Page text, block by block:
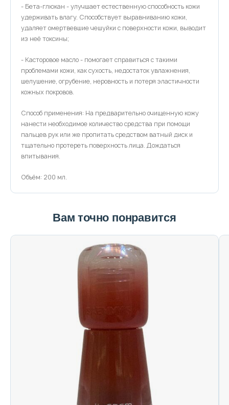
- Бета-глюкан - улучшает естественную способность кожи
удерживать влагу. Способствует выравниванию кожи,
удаляет омертвевшие чешуйки с поверхности кожи, выводит
из неё токсины;
- Касторовое масло - помогает справиться с такими
проблемами кожи, как сухость, недостаток увлажнения,
шелушение, огрубение, неровность и потеря эластичности
кожных покровов.
Способ применения: На предварительно очищенную кожу
нанести необходимое количество средства при помощи
пальцев рук или же пропитать средством ватный диск и
тщательно протереть поверхность лица. Дождаться
впитывания.
Объём: 200 мл.
Вам точно понравится